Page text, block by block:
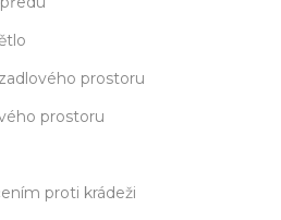
prostoru
prostoru
proti krádeži